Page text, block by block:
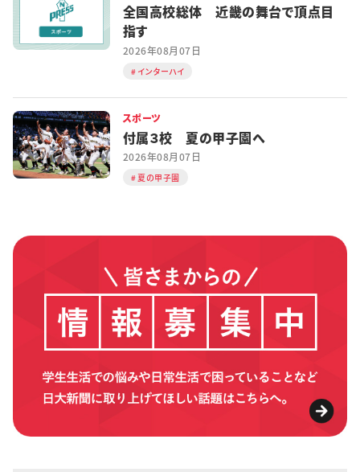
全国高校総体 近畿の舞台で頂点目
指す
2026年08月07日
インターハイ
スポーツ
付属３校 夏の甲子園へ
2026年08月07日
夏の甲子園